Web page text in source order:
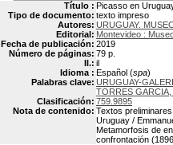
Título : Picasso en
Tipo de documento: texto impreso
Autores: URUGUAY.
Editorial: Montevideo :
Fecha de publicación: 2019
Número de páginas: 79 p.
Il.: il
Idioma : Español (spa)
Palabras clave: URUGUAY-
TORRES
Clasificación: 759.9895
Nota de contenido: Textos
Uruguay /
Metamorfosis de
confrontación